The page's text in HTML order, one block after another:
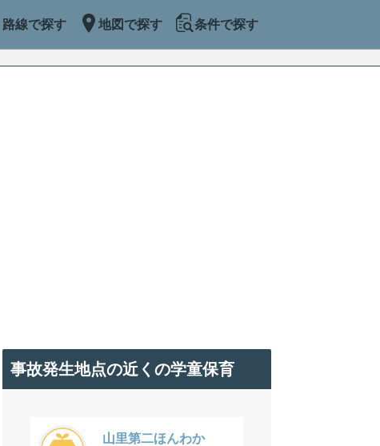
線で探す 地図で探す 条件で探す
事故発生地点の近くの学童保育
山里第二ほんわか